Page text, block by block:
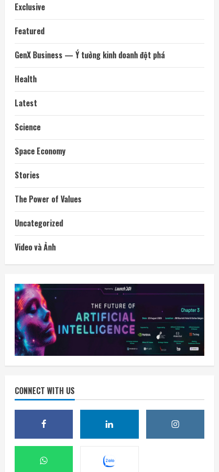
Exclusive
Featured
GenX Business — Ý tưởng kinh doanh đột phá
Health
Latest
Science
Space Economy
Stories
The Power of Values
Uncategorized
Video và Ảnh
CONNECT WITH US